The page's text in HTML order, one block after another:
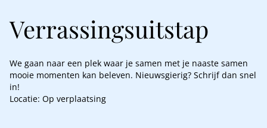
Verrassingsuitstap
We gaan naar een plek waar je samen met je naaste samen
mooie momenten kan beleven. Nieuwsgierig? Schrijf dan snel
in!
Locatie: Op verplaatsing